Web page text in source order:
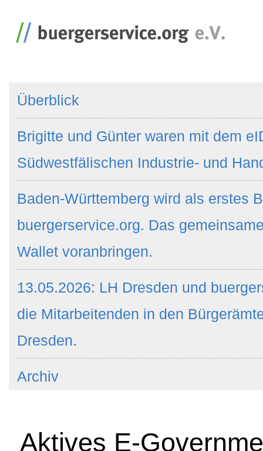
Überblick
Brigitte und Günter waren mit dem
Südwestfälischen Industrie- und
Baden-Württemberg wird als erstes
buergerservice.org. Das
Wallet voranbringen.
13.05.2026: LH Dresden und
die Mitarbeitenden in den
Dresden.
Archiv
Aktives E-